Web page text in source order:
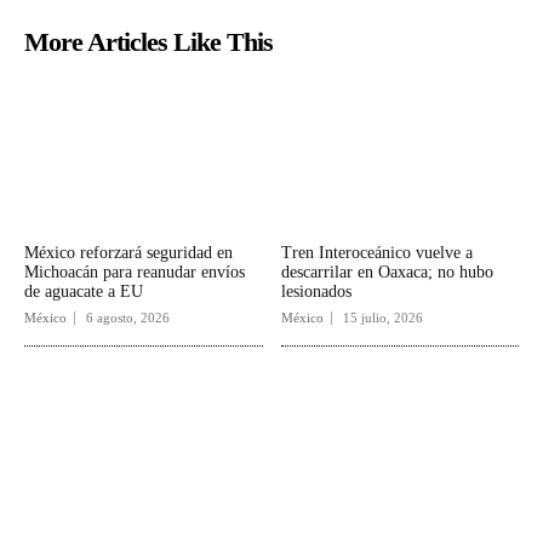
More Articles Like This
México reforzará seguridad en
Michoacán para reanudar envíos
de aguacate a EU
México 6 agosto, 2026
Tren Interoceánico vuelve a
descarrilar en Oaxaca; no hubo
lesionados
México 15 julio, 2026